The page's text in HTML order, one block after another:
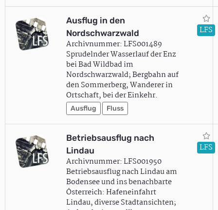
Ausflug in den
Nordschwarzwald
Archivnummer: LFS001489
Sprudelnder Wasserlauf der Enz
bei Bad Wildbad im
Nordschwarzwald; Bergbahn auf
den Sommerberg, Wanderer in
Ortschaft, bei der Einkehr.
Ausflug Fluss
LFS
Betriebsausflug nach
Lindau
Archivnummer: LFS001950
Betriebsausflug nach Lindau am
Bodensee und ins benachbarte
Österreich: Hafeneinfahrt
Lindau, diverse Stadtansichten;
LFS